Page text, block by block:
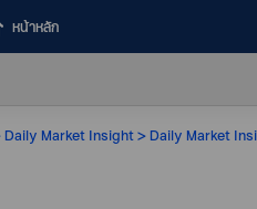
หน้าหลัก
Daily Market Insight Daily Market